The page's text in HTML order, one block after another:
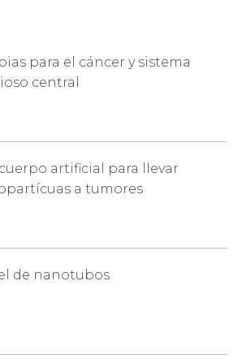
para el cáncer y sistema
central
artificial para llevar
a tumores
de nanotubos